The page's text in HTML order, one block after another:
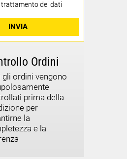
dei dati
INVIA
Ordini
gli ordini vengono
prima della
per
la
e la